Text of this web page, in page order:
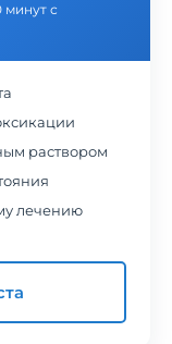
минут с
раствором
лечению